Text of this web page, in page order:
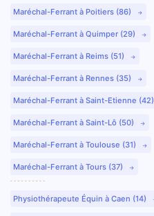
Maréchal-Ferrant à Poitiers (86)
Maréchal-Ferrant à Quimper (29)
Maréchal-Ferrant à Reims (51)
Maréchal-Ferrant à Rennes (35)
Maréchal-Ferrant à Saint-Etienne (42)
Maréchal-Ferrant à Saint-Lô (50)
Maréchal-Ferrant à Toulouse (31)
Maréchal-Ferrant à Tours (37)
Physiothérapeute Équin à Caen (14)